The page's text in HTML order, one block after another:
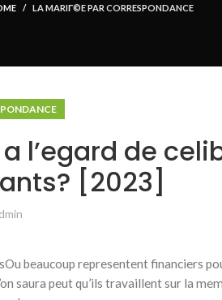
LA MARIГ©E PAR CORRESPONDANCE
l’egard de
[2023]
beaucoup representent financiers
saura peut qu’ils travaillent sur la